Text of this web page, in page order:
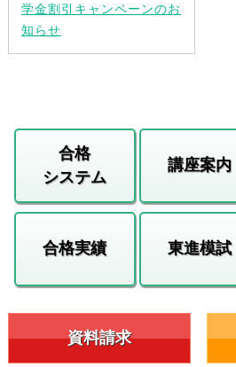
学金割引キャンペーンのお
知らせ
合格
システム
講座案内
合格実績 東進模試
資料請求